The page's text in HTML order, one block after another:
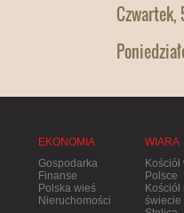
Czwartek,
EKONOMIA
Gospodarka
Finanse
Polska wieś
Nieruchomości
WIARA
Kościół
Polsce
Kościół
świecie